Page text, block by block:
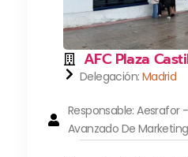
AFC Plaza
Delegación: Madrid
Responsable:
Avanzado De